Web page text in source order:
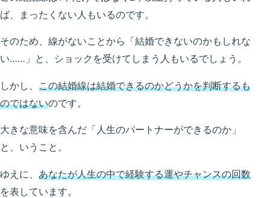
ば、まったくない人もいるのです。
そのため、線がないことから「結婚できないのかもしれな
い……」と、ショックを受けてしまう人もいるでしょう。
しかし、 この結婚線は結婚できるのかどうかを判断するも
のではないのです。
大きな意味を含んだ「人生のパートナーができるのか」
と、いうこと。
ゆえに、 あなたが人生の中で経験する運やチャンスの回数
を表しています。